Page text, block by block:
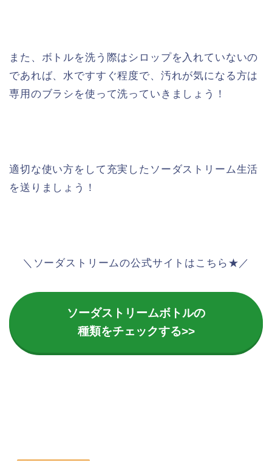
また、ボトルを洗う際はシロップを入れていないの
であれば、水ですすぐ程度で、汚れが気になる方は
専用のブラシを使って洗っていきましょう！
適切な使い方をして充実したソーダストリーム生活
を送りましょう！
＼ソーダストリームの公式サイトはこちら★／
ソーダストリームボトルの
種類をチェックする>>